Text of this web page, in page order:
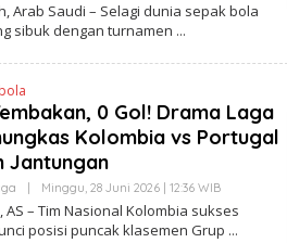
E
V
O
Arab Saudi – Selagi dunia sepak bola
sibuk dengan turnamen
0 Gol! Drama Laga
Kolombia vs Portugal
Jantungan
Minggu, 28 Juni 2026 | 12:36 WIBO
E
H
AS – Tim Nasional Kolombia sukses
posisi puncak klasemen Grup